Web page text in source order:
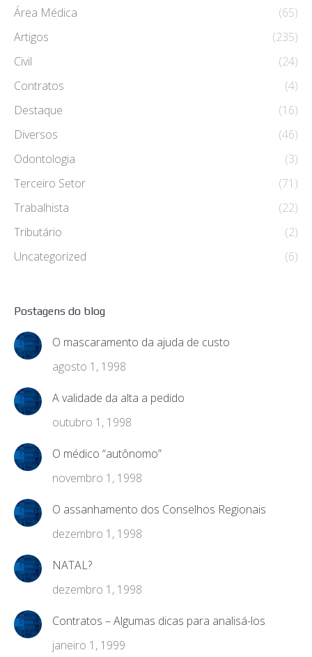
Área Médica
(65)
Artigos
(235)
Civil
(24)
Contratos
(4)
Destaque
(16)
Diversos
(46)
Odontologia
(3)
Terceiro Setor
(71)
Trabalhista
(22)
Tributário
(2)
Uncategorized
(6)
Postagens do blog
O mascaramento da ajuda de custo
agosto 1, 1998
A validade da alta a pedido
outubro 1, 1998
O médico “autônomo”
novembro 1, 1998
O assanhamento dos Conselhos Regionais
dezembro 1, 1998
NATAL?
dezembro 1, 1998
Contratos – Algumas dicas para analisá-los
janeiro 1, 1999